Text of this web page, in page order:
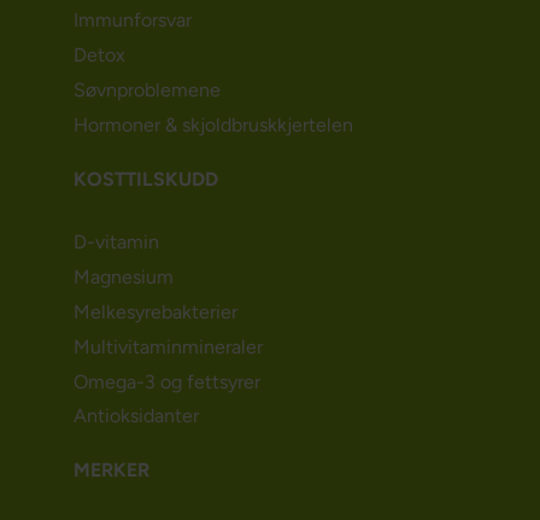
Immunforsvar
Detox
Søvnproblemene
Hormoner & skjoldbruskkjertelen
KOSTTILSKUDD
D-vitamin
Magnesium
Melkesyrebakterier
Multivitaminmineraler
Omega-3 og fettsyrer
Antioksidanter
MERKER